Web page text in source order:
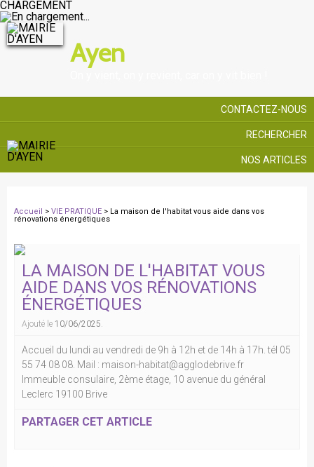
CHARGEMENT
Ayen
CONTACTEZ-NOUS
RECHERCHER
NOS ARTICLES
Accueil > VIE PRATIQUE > La maison de l'habitat vous aide dans vos
rénovations énergétiques
LA MAISON DE L'HABITAT VOUS
AIDE DANS VOS RÉNOVATIONS
ÉNERGÉTIQUES
Ajouté le 10/06/2025.
Accueil du lundi au vendredi de 9h à 12h et de 14h à 17h. tél 05
55 74 08 08. Mail : maison-habitat@agglodebrive.fr
Immeuble consulaire, 2ème étage, 10 avenue du général
Leclerc 19100 Brive
PARTAGER CET ARTICLE